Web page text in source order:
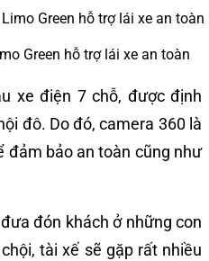
Green hỗ trợ lái xe an toàn
xe điện 7 chỗ, được định
đô. Do đó, camera 360 là
đảm bảo an toàn cũng như
đón khách ở những con
tài xế sẽ gặp rất nhiều